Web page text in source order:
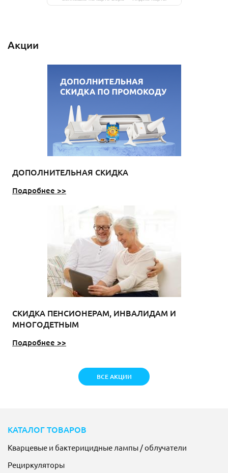
Акции
ДОПОЛНИТЕЛЬНАЯ СКИДКА
Подробнее >>
СКИДКА ПЕНСИОНЕРАМ, ИНВАЛИДАМ И
МНОГОДЕТНЫМ
Подробнее >>
ВСЕ АКЦИИ
КАТАЛОГ ТОВАРОВ
Кварцевые и бактерицидные лампы / облучатели
Рециркуляторы